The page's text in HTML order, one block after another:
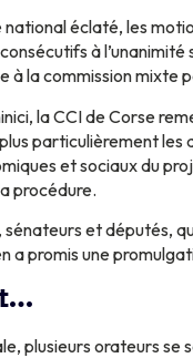
éclaté, les
à
à la commission mixte
la CCI de Corse
particulièrement
et sociaux du
procédure.
et députés,
a promis une
plusieurs orateurs